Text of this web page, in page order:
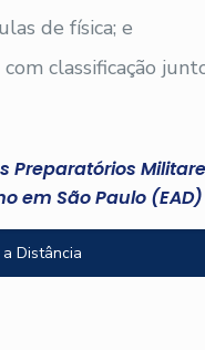
de física; e
classificação
Preparatórios
em São Paulo (EAD)
Distância